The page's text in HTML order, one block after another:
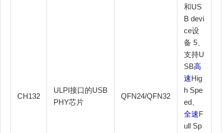
CH132
ULPI接口的USB
PHY芯片
QFN24/QFN32
和US
B devi
ce设
备 5、
支持U
SB高
速Hig
h Spe
ed、
全速F
ull Sp